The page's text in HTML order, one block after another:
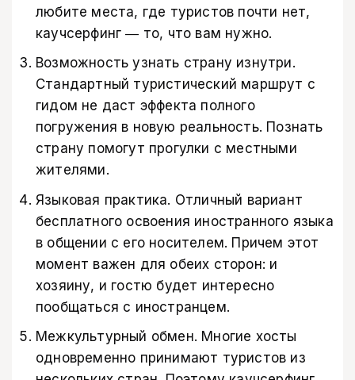
любите места, где туристов почти нет,
каучсерфинг ― то, что вам нужно.
Возможность узнать страну изнутри.
Стандартный туристический маршрут с
гидом не даст эффекта полного
погружения в новую реальность. Познать
страну помогут прогулки с местными
жителями.
Языковая практика. Отличный вариант
бесплатного освоения иностранного языка
в общении с его носителем. Причем этот
момент важен для обеих сторон: и
хозяину, и гостю будет интересно
пообщаться с иностранцем.
Межкультурный обмен. Многие хосты
одновременно принимают туристов из